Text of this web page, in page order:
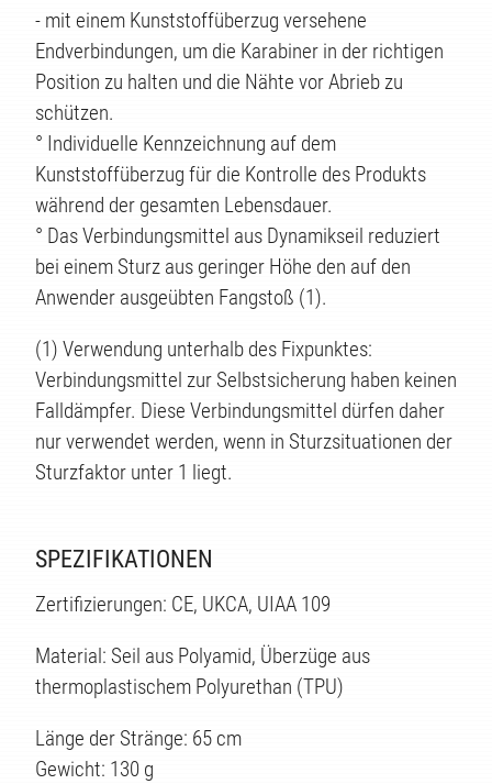
- mit einem Kunststoffüberzug versehene
Endverbindungen, um die Karabiner in der richtigen
Position zu halten und die Nähte vor Abrieb zu
schützen.
° Individuelle Kennzeichnung auf dem
Kunststoffüberzug für die Kontrolle des Produkts
während der gesamten Lebensdauer.
° Das Verbindungsmittel aus Dynamikseil reduziert
bei einem Sturz aus geringer Höhe den auf den
Anwender ausgeübten Fangstoß (1).
(1) Verwendung unterhalb des Fixpunktes:
Verbindungsmittel zur Selbstsicherung haben keinen
Falldämpfer. Diese Verbindungsmittel dürfen daher
nur verwendet werden, wenn in Sturzsituationen der
Sturzfaktor unter 1 liegt.
SPEZIFIKATIONEN
Zertifizierungen: CE, UKCA, UIAA 109
Material: Seil aus Polyamid, Überzüge aus
thermoplastischem Polyurethan (TPU)
Länge der Stränge: 65 cm
Gewicht: 130 g